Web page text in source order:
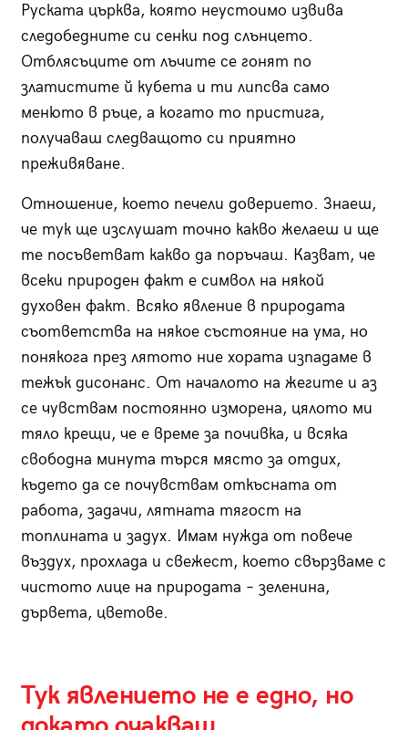
Руската църква, която неустоимо извива
следобедните си сенки под слънцето.
Отблясъците от лъчите се гонят по
златистите й кубета и ти липсва само
менюто в ръце, а когато то пристига,
получаваш следващото си приятно
преживяване.
Отношение, което печели доверието. Знаеш,
че тук ще изслушат точно какво желаеш и ще
те посъветват какво да поръчаш. Казват, че
всеки природен факт е символ на някой
духовен факт. Всяко явление в природата
съответства на някое състояние на ума, но
понякога през лятото ние хората изпадаме в
тежък дисонанс. От началото на жегите и аз
се чувствам постоянно изморена, цялото ми
тяло крещи, че е време за почивка, и всяка
свободна минута търся място за отдих,
където да се почувствам откъсната от
работа, задачи, лятната тягост на
топлината и задух. Имам нужда от повече
въздух, прохлада и свежест, което свързваме с
чистото лице на природата – зеленина,
дървета, цветове.
Тук явлението не е едно, но